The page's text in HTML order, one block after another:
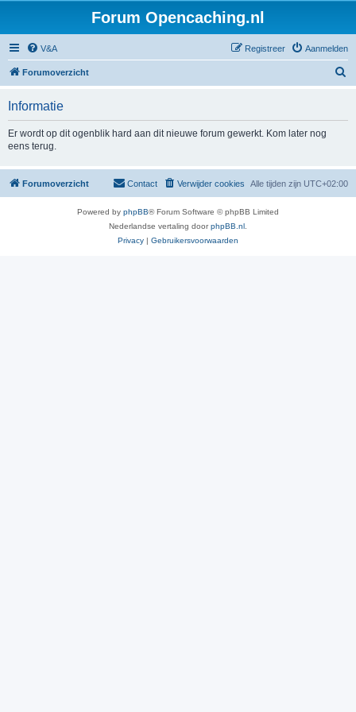
Forum Opencaching.nl
V&A Aanmelden
Registreer
Forumoverzicht
Informatie
Er wordt op dit ogenblik hard aan dit nieuwe forum gewerkt. Kom later nog
eens terug.
Forumoverzicht Alle tijden zijn UTC+02:00
Verwijder cookies
Contact
Powered by phpBB® Forum Software © phpBB Limited
Nederlandse vertaling doorphpBB.nl
Privacy | Gebruikersvoorwaarden